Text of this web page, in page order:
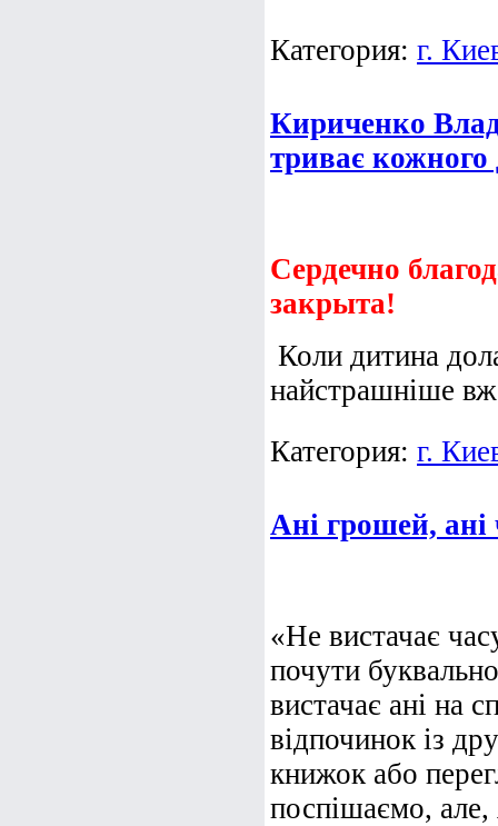
Категория: г.
Кириченко
триває кожного
Сердечно
закрыта!
Коли дитина
найстрашніше
Категория: г.
Ані грошей, ані
«Не вистачає
почути
вистачає ані на
відпочинок із
книжок або
поспішаємо,